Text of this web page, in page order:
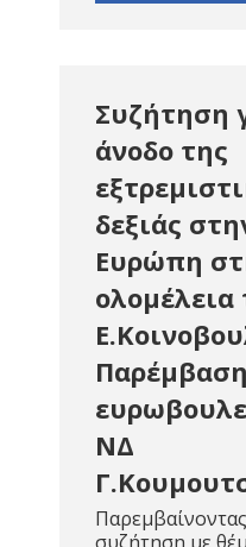
Συζήτηση
άνοδο της
δεξιάς
Ευρώπη
ολομέλεια
Παρέμβαση
ΝΔ